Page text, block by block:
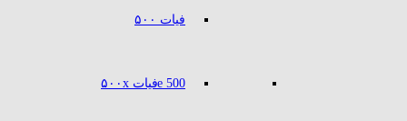
فیات ۵۰۰
500 e فیات ۵۰۰x